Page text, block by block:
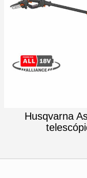
Husqvarna